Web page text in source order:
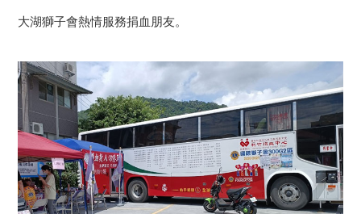
大湖獅子會熱情服務捐血朋友。